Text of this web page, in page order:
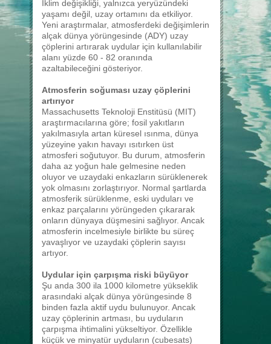
İklim değişikliği, yalnızca yeryüzündeki
yaşamı değil, uzay ortamını da etkiliyor.
Yeni araştırmalar, atmosferdeki değişimlerin
alçak dünya yörüngesinde (ADY) uzay
çöplerini artırarak uydular için kullanılabilir
alanı yüzde 60 - 82 oranında
azaltabileceğini gösteriyor.
Atmosferin soğuması uzay çöplerini
artırıyor
Massachusetts Teknoloji Enstitüsü (MIT)
araştırmacılarına göre; fosil yakıtların
yakılmasıyla artan küresel ısınma, dünya
yüzeyine yakın havayı ısıtırken üst
atmosferi soğutuyor. Bu durum, atmosferin
daha az yoğun hale gelmesine neden
oluyor ve uzaydaki enkazların sürüklenerek
yok olmasını zorlaştırıyor. Normal şartlarda
atmosferik sürüklenme, eski uyduları ve
enkaz parçalarını yörüngeden çıkararak
onların dünyaya düşmesini sağlıyor. Ancak
atmosferin incelmesiyle birlikte bu süreç
yavaşlıyor ve uzaydaki çöplerin sayısı
artıyor.
Uydular için çarpışma riski büyüyor
Şu anda 300 ila 1000 kilometre yükseklik
arasındaki alçak dünya yörüngesinde 8
binden fazla aktif uydu bulunuyor. Ancak
uzay çöplerinin artması, bu uyduların
çarpışma ihtimalini yükseltiyor. Özellikle
küçük ve minyatür uyduların (cubesats)